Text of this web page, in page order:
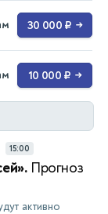
30 000 ₽ →
10 000 ₽ →
15:00
Прогноз
активно